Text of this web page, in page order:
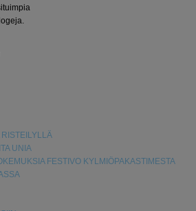
UNIA
FESTIVO KYLMIÖPAKASTIMESTA